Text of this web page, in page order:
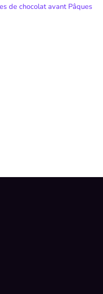
de chocolat avant Pâques